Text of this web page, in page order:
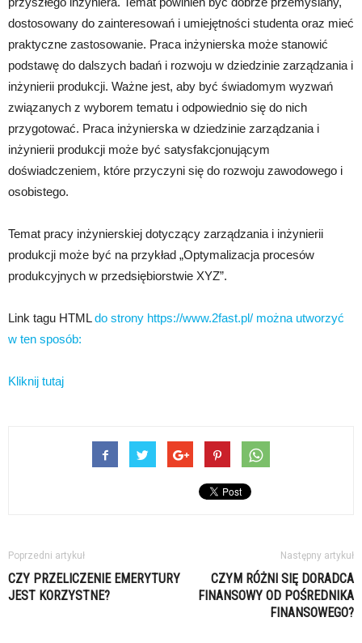
dostosowany do zainteresowań i umiejętności studenta oraz mieć
praktyczne zastosowanie. Praca inżynierska może stanowić
podstawę do dalszych badań i rozwoju w dziedzinie zarządzania i
inżynierii produkcji. Ważne jest, aby być świadomym wyzwań
związanych z wyborem tematu i odpowiednio się do nich
przygotować. Praca inżynierska w dziedzinie zarządzania i
inżynierii produkcji może być satysfakcjonującym
doświadczeniem, które przyczyni się do rozwoju zawodowego i
osobistego.
Temat pracy inżynierskiej dotyczący zarządzania i inżynierii
produkcji może być na przykład „Optymalizacja procesów
produkcyjnych w przedsiębiorstwie XYZ”.
Link tagu HTMLdo strony https://www.2fast.pl/ można utworzyć
w ten sposób:
Kliknij tutaj
Poprzedni artykuł
CZY PRZELICZENIE EMERYTURY
JEST KORZYSTNE?
Następny artykuł
CZYM RÓŻNI SIĘ DORADCA
FINANSOWY OD POŚREDNIKA
FINANSOWEGO?